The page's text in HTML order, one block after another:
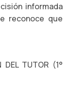
informada
reconoce que
DEL TUTOR (1°